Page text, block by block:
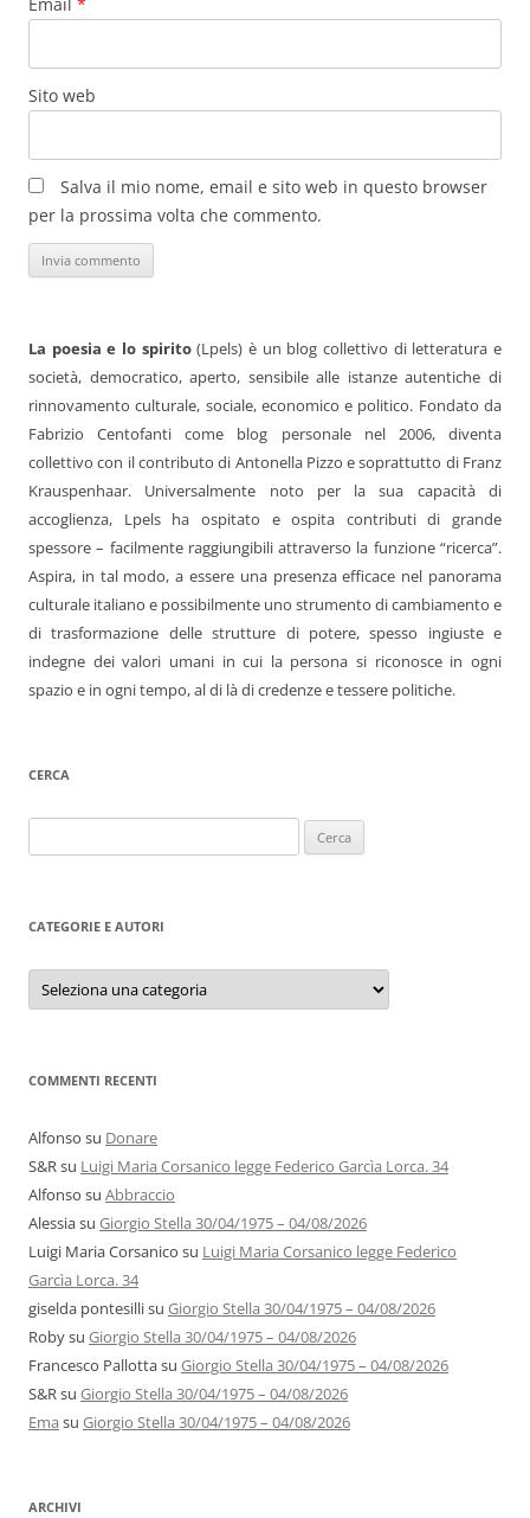
Email *
Sito web
Salva il mio nome, email e sito web in questo browser
per la prossima volta che commento.
La poesia e lo spirito(Lpels) è un blog collettivo di letteratura e
società, democratico, aperto, sensibile alle istanze autentiche di
rinnovamento culturale, sociale, economico e politico. Fondato da
Fabrizio Centofanti come blog personale nel 2006, diventa
collettivo con il contributo di Antonella Pizzo e soprattutto di Franz
Krauspenhaar. Universalmente noto per la sua capacità di
accoglienza, Lpels ha ospitato e ospita contributi di grande
spessore – facilmente raggiungibili attraverso la funzione “ricerca”.
Aspira, in tal modo, a essere una presenza efficace nel panorama
culturale italiano e possibilmente uno strumento di cambiamento e
di trasformazione delle strutture di potere, spesso ingiuste e
indegne dei valori umani in cui la persona si riconosce in ogni
spazio e in ogni tempo, al di là di credenze e tessere politiche.
CERCA
per:
CATEGORIE E AUTORI
Categorie
autori
COMMENTI RECENTI
Alfonso su Donare
S&Rsu Luigi Maria Corsanico legge Federico Garcìa Lorca. 34
Alfonso su Abbraccio
Alessiasu Giorgio Stella 30/04/1975 – 04/08/2026
Luigi Maria Corsanico su Luigi Maria Corsanico legge Federico
Garcìa Lorca. 34
giselda pontesillisu Giorgio Stella 30/04/1975 – 04/08/2026
Robysu Giorgio Stella 30/04/1975 – 04/08/2026
Francesco Pallottasu Giorgio Stella 30/04/1975 – 04/08/2026
S&Rsu Giorgio Stella 30/04/1975 – 04/08/2026
Ema su Giorgio Stella 30/04/1975 – 04/08/2026
ARCHIVI